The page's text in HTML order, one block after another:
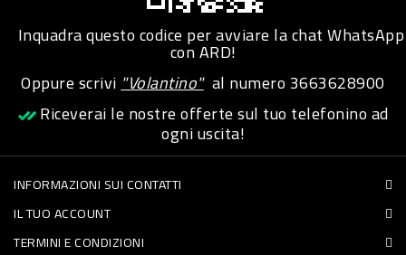
PERSONA
PETS
ACCESSORI
PET
FOOD
Inquadra questo codice per avviare la chat WhatsApp
con ARD!
Oppure scrivi"Volantino"al numero3663628900
Riceverai le nostre offerte sul tuo telefonino ad
ogni uscita!
INFORMAZIONI SUI CONTATTI
IL TUO ACCOUNT
TERMINI E CONDIZIONI